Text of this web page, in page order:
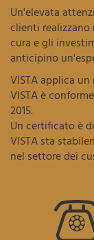
Un'elevata
clienti realizzano
cura e gli
anticipino
VISTA applica
VISTA è
2015.
Un certificato è
VISTA sta
nel settore dei